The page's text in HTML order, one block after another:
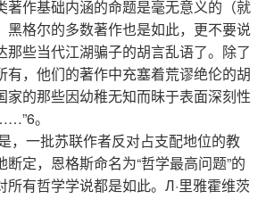
著作基础内涵的命题是毫无意义的（就
黑格尔的多数著作也是如此，更不要说
那些当代江湖骗子的胡言乱语了。除了
有，他们的著作中充塞着荒谬绝伦的胡
家的那些因幼稚无知而昧于表面深刻性
……”6。
，一批苏联作者反对占支配地位的教
定，恩格斯命名为“哲学最高问题”的
所有哲学学说都是如此。Л·里雅霍维茨